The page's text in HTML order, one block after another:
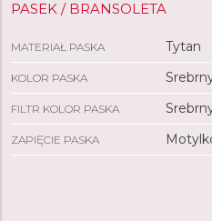
PASEK / BRANSOLETA
MATERIAŁ PASKA Tytan
KOLOR PASKA
FILTR KOLOR PASKA
ZAPIĘCIE PASKA